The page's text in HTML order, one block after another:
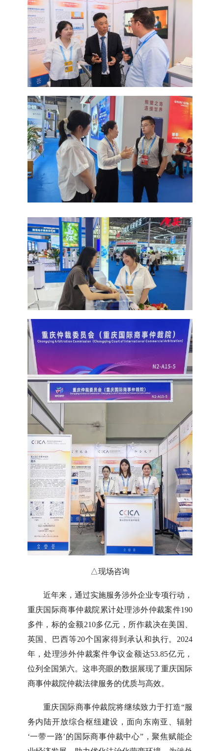
△现场咨询
近年来，通过实施服务涉外企业专项行动，
重庆国际商事仲裁院累计处理涉外仲裁案件190
多件，标的金额210多亿元，所作裁决在美国、
英国、巴西等20个国家得到承认和执行。2024
年，处理涉外仲裁案件争议金额达53.85亿元，
位列全国第六。这串亮眼的数据展现了重庆国际
商事仲裁院仲裁法律服务的优质与高效。
重庆国际商事仲裁院将继续致力于打造“服
务内陆开放综合枢纽建设，面向东南亚、辐射
‘一带一路’的国际商事仲裁中心”，聚焦赋能企